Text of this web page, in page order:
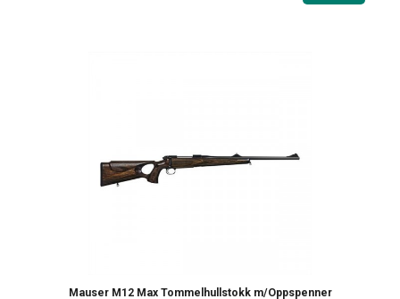
Mauser M12 Max Tommelhullstokk m/Oppspenner